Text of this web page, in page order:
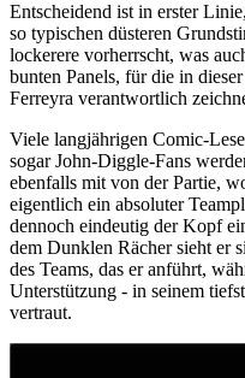
Entscheidend ist in erster
so typischen düsteren
lockerere vorherrscht, was
bunten Panels, für die in
Ferreyra verantwortlich
Viele langjährigen Comic-
sogar John-Diggle-Fans
ebenfalls mit von der Partie,
eigentlich ein absoluter
dennoch eindeutig der Kopf
dem Dunklen Rächer sieht er
des Teams, das er anführt,
Unterstützung - in seinem
vertraut.